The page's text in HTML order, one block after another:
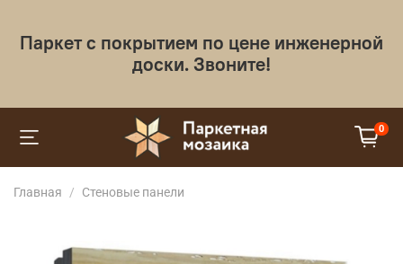
Паркет с покрытием по цене инженерной
доски. Звоните!
0
Главная Cтеновые панели